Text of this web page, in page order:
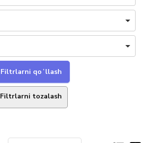
Filtrlarni tozalash